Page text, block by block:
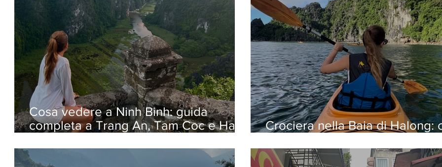
Cosa vedere a Ninh Binh: guida
completa a Trang An, Tam Coc e Hang
Crociera nella Baia di Halong: